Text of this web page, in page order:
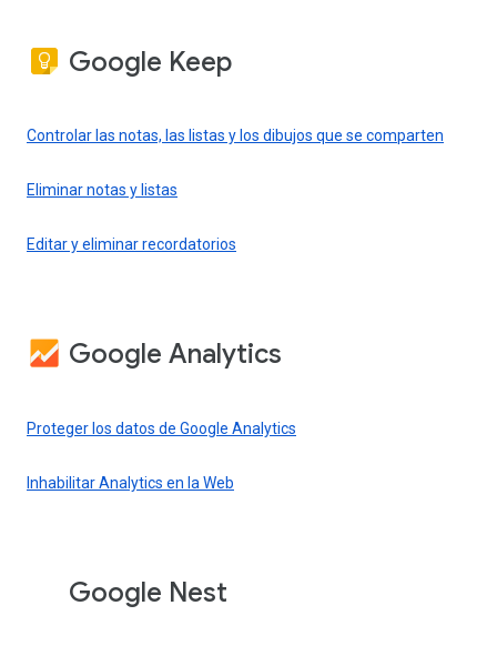
Google Keep
Controlar las notas, las listas y los dibujos que se comparten
Eliminar notas y listas
Editar y eliminar recordatorios
Google Analytics
Proteger los datos de Google Analytics
Inhabilitar Analytics en la Web
Google Nest